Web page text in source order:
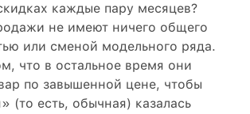
каждые пару месяцев?
не имеют ничего общего
или сменой модельного ряда.
что в остальное время они
по завышенной цене, чтобы
(то есть, обычная) казалась